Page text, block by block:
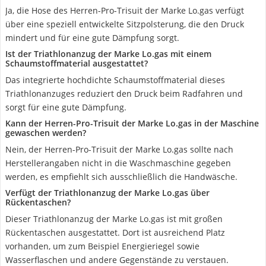
Ja, die Hose des Herren-Pro-Trisuit der Marke Lo.gas verfügt
über eine speziell entwickelte Sitzpolsterung, die den Druck
mindert und für eine gute Dämpfung sorgt.
Ist der Triathlonanzug der Marke Lo.gas mit einem
Schaumstoffmaterial ausgestattet?
Das integrierte hochdichte Schaumstoffmaterial dieses
Triathlonanzuges reduziert den Druck beim Radfahren und
sorgt für eine gute Dämpfung.
Kann der Herren-Pro-Trisuit der Marke Lo.gas in der Maschine
gewaschen werden?
Nein, der Herren-Pro-Trisuit der Marke Lo.gas sollte nach
Herstellerangaben nicht in die Waschmaschine gegeben
werden, es empfiehlt sich ausschließlich die Handwäsche.
Verfügt der Triathlonanzug der Marke Lo.gas über
Rückentaschen?
Dieser Triathlonanzug der Marke Lo.gas ist mit großen
Rückentaschen ausgestattet. Dort ist ausreichend Platz
vorhanden, um zum Beispiel Energieriegel sowie
Wasserflaschen und andere Gegenstände zu verstauen.